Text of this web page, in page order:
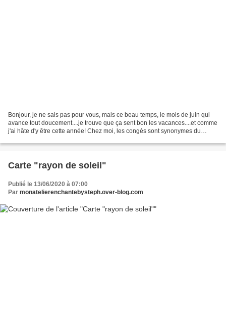
Bonjour, je ne sais pas pour vous, mais ce beau temps, le mois de juin qui
avance tout doucement....je trouve que ça sent bon les vacances....et comme
j'ai hâte d'y être cette année! Chez moi, les congés sont synonymes du
Carte "rayon de soleil"
Publié le 13/06/2020 à 07:00
Par monatelierenchantebysteph.over-blog.com